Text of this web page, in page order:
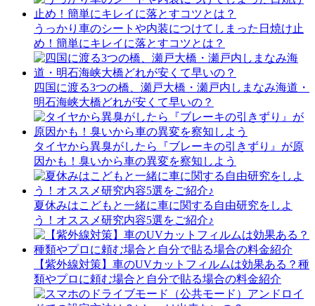
うっかり車のシートや内装につけてしまった日焼け止
め！簡単にキレイに落とすコツとは？
四国に渡る3つの橋、瀬戸大橋・瀬戸内しまなみ海道・
明石海峡大橋どれが安くて早いの？
タイヤから異臭がしたら『ブレーキの引きずり』が原
因かも！臭いから車の異変を察知しよう
夏休みはこどもと一緒に車に関する自由研究をしよ
う！オススメ研究内容5選をご紹介♪
【紫外線対策】車のUVカットフィルムは効果ある？種
類やプロに頼む場合と自分で貼る場合の料金紹介